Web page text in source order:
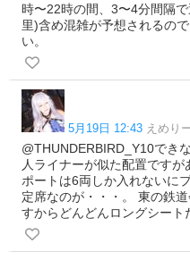
時〜22時の間、3〜4分間隔
里)含め混雑が予想されるの
い。
5月19日 12:43 えめり
@THUNDERBIRD_Y10でき
人ライナーが似た配置です
ポートは6両しか入れないに
定席なのが・・・。 東の鉄
すからどんどんロングシート